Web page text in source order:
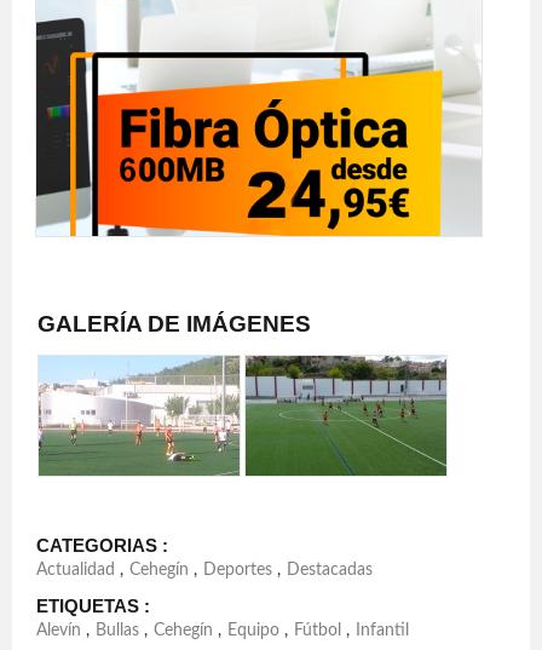
GALERÍA DE IMÁGENES
CATEGORIAS :
Actualidad , Cehegín , Deportes , Destacadas
ETIQUETAS :
Alevín , Bullas , Cehegín , Equipo , Fútbol , Infantil